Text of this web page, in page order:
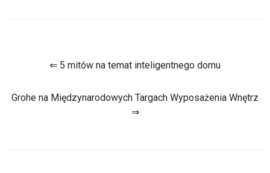
⇐ 5 mitów na temat inteligentnego domu
Grohe na Międzynarodowych Targach Wyposażenia Wnętrz
⇒